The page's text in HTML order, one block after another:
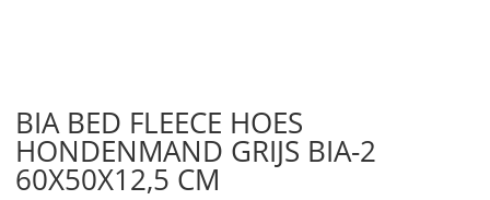
BIA BED FLEECE HOES
HONDENMAND GRIJS BIA-2
60X50X12,5 CM